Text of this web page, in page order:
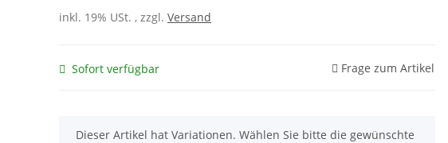
inkl. 19% USt. , zzgl. Versand
Sofort verfügbar Frage zum Artikel
x
Dieser Artikel hat Variationen. Wählen Sie bitte die gewünschte